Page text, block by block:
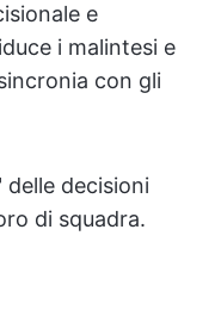
e
i malintesi e
con gli
decisioni
di squadra.